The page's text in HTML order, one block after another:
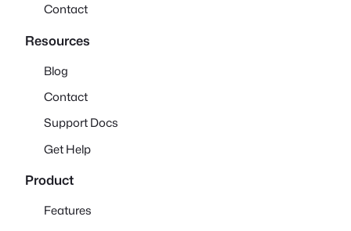
Contact
Resources
Blog
Contact
Support Docs
Get Help
Product
Features